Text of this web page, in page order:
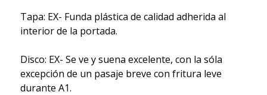
Tapa: EX- Funda plástica de calidad adherida al
interior de la portada.
Disco: EX- Se ve y suena excelente, con la sóla
excepción de un pasaje breve con fritura leve
durante A1.